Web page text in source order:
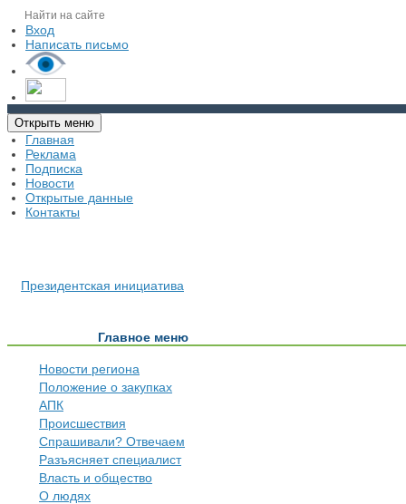
Вход
Написать письмо
Открыть меню
Главная
Реклама
Подписка
Новости
Открытые данные
Контакты
Президентская инициатива
Главное меню
Новости региона
Положение о закупках
АПК
Происшествия
Спрашивали? Отвечаем
Разъясняет специалист
Власть и общество
О людях